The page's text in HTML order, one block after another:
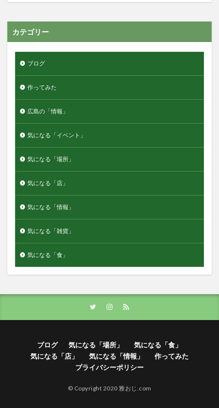
カテゴリー
ブログ
作ってみた
広島の「情報」
気になる「イベント」
気になる「場所」
気になる「店」
気になる「情報」
気になる「雑貨」
気になる「食」
ブログ 気になる「場所」
気になる「食」
気になる「店」
気になる「情報」
作ってみた
プライバシーポリシー
© Copyright 2020 雅おじ.com